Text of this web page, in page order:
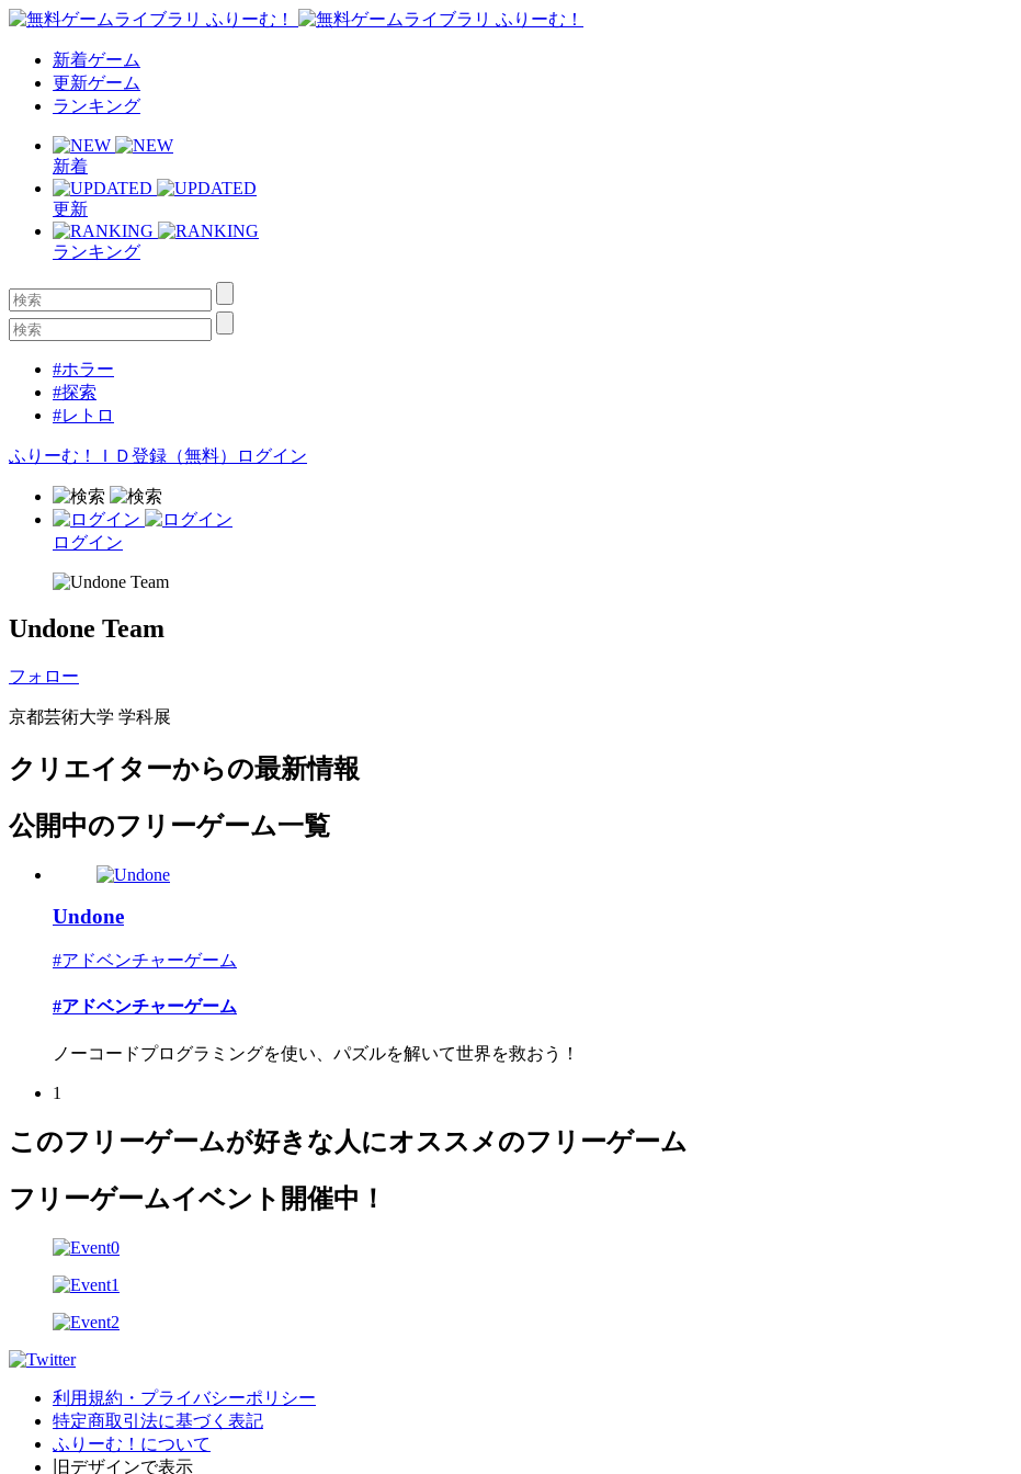
新着ゲーム
更新ゲーム
ランキング
新着
更新
ランキング
#ホラー
#探索
#レトロ
ふりーむ！ＩＤ登録（無料） ログイン
ログイン
Undone Team
フォロー
京都芸術大学 学科展
クリエイターからの最新情報
公開中のフリーゲーム一覧
Undone
#アドベンチャーゲーム
#アドベンチャーゲーム
ノーコードプログラミングを使い、パズルを解いて世界を救おう！
1
このフリーゲームが好きな人にオススメのフリーゲーム
フリーゲームイベント開催中！
利用規約・プライバシーポリシー
特定商取引法に基づく表記
ふりーむ！について
旧デザインで表示